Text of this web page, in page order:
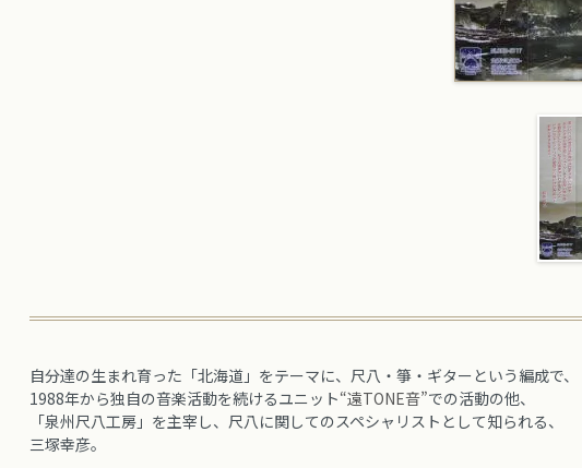
自分達の生まれ育った「北海道」をテーマに、尺八・箏・ギターという編成で、
1988年から独自の音楽活動を続けるユニット“遠TONE音”での活動の他、
「泉州尺八工房」を主宰し、尺八に関してのスペシャリストとして知られる、
三塚幸彦。